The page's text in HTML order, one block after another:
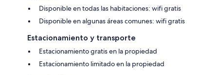
Disponible en todas las habitaciones: wifi gratis
Disponible en algunas áreas comunes: wifi gratis
Estacionamiento y transporte
Estacionamiento gratis en la propiedad
Estacionamiento limitado en la propiedad